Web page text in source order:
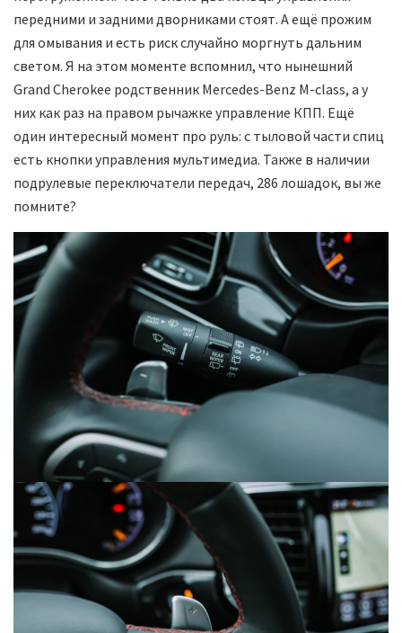
передними и задними дворниками стоят. А ещё прожим
для омывания и есть риск случайно моргнуть дальним
светом. Я на этом моменте вспомнил, что нынешний
Grand Cherokee родственник Mercedes-Benz M-class, а у
них как раз на правом рычажке управление КПП. Ещё
один интересный момент про руль: с тыловой части спиц
есть кнопки управления мультимедиа. Также в наличии
подрулевые переключатели передач, 286 лошадок, вы же
помните?